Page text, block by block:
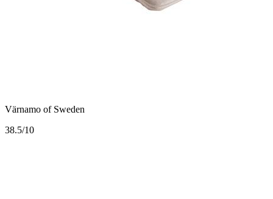
Värnamo of Sweden
38.5/10